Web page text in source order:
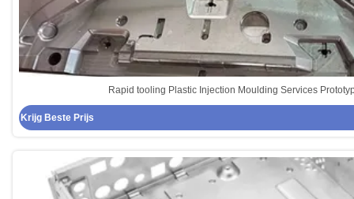
Rapid tooling Plastic Injection Moulding Services
Krijg Beste Prijs